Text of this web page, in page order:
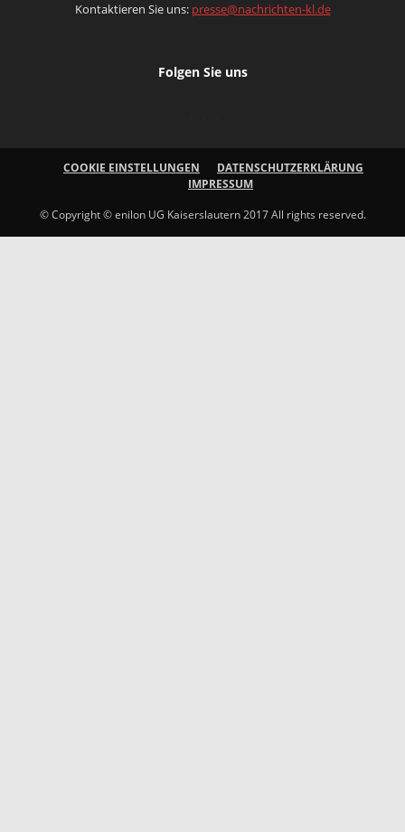
Kontaktieren Sie uns: presse@nachrichten-kl.de
Folgen Sie uns
COOKIE EINSTELLUNGEN
DATENSCHUTZERKLÄRUNG
IMPRESSUM
© Copyright © enilon UG Kaiserslautern 2017 All rights reserved.